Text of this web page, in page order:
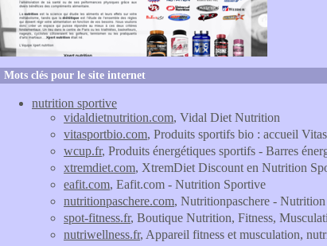
Mots clés pour le site internet
nutrition sportive
vidaldietnutrition.com, Vidal Diet Nutrition
vitasportbio.com, Produits sportifs bio : accueil
wcup.fr, Produits énergétiques sportifs - Barres
xtremdiet.com, XtremDiet Discount en Nutrition
eafit.com, Eafit.com - Nutrition Sportive
nutritionpaschere.com, Nutritionpaschere -
spot-fitness.fr, Boutique Nutrition, Fitness,
nutriwellness.fr, Appareil fitness et musculation,